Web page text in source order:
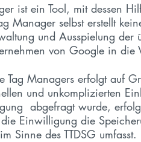
ist ein Tool, mit dessen
Manager selbst erstellt
und Ausspielung der
von Google in die
Tag Managers erfolgt auf
und unkomplizierten
abgefragt wurde,
Einwilligung die
Sinne des TTDSG